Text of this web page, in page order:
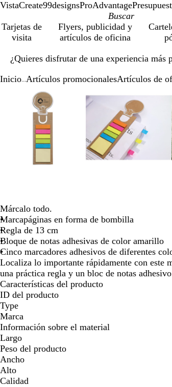
VistaCreate99designsProAdvantage
Tarjetas de
visita
Flyers, publicidad y
artículos de oficina
¿Quieres disfrutar de una experiencia más
1
Inicio Artículos promocionalesArtículos de
Imagen
ampliable
Acercado
hasta
mínimo
Haz
clic
para
expandir
Utiliza
las
teclas
de
más
y
para
y
las
flechas
para
moverte
por
la
imagen
ampliable
hasta
mínimo
clic
para
expandir
las
teclas
de
más
y
menos
las
para
moverte
por
la
Diapositiva
Márcalo todo.
Marcapáginas en forma de bombilla
Regla de 13 cm
Bloque de notas adhesivas de color amarillo
Cinco marcadores adhesivos de diferentes
Localiza lo importante rápidamente con este
una práctica regla y un bloc de notas
Características del producto
ID del producto
Type
Marca
Información sobre el material
Largo
Peso del producto
Ancho
Alto
Calidad